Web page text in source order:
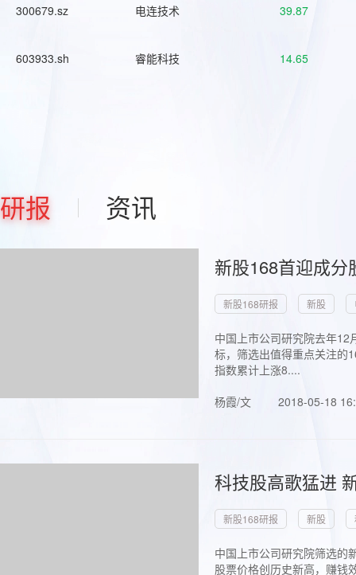
300679.sz 电连技术 39.87
603933.sh 睿能科技 14.65
研报 资讯
新股168首迎成
新股168研报 新股
中国上市公司研究院去年
标，筛选出值得重点关注的
指数累计上涨8....
杨霞/文
2018-05-18
科技股高歌猛进
新股168研报 新股
中国上市公司研究院筛选的
股票价格创历史新高，赚钱